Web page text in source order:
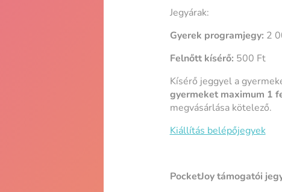
Jegyárak:
Gyerek programjegy: 2
Felnőtt kísérő: 500 Ft
Kísérő jeggyel a
gyermeket maximum 1
megvásárlása kötelező.
Kiállítás belépőjegyek
PocketJoy támogatói